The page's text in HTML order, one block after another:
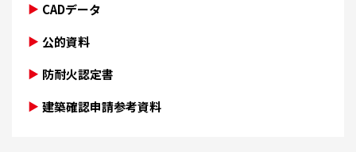
CADデータ
公的資料
防耐火認定書
建築確認申請参考資料